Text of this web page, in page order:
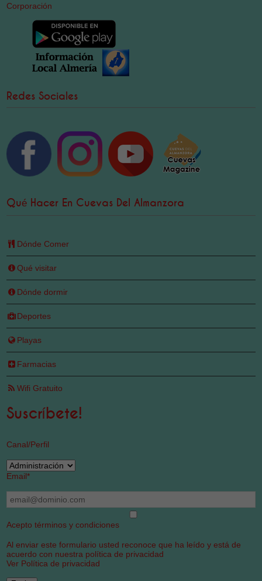
Corporación
Redes Sociales
Qué Hacer En Cuevas Del Almanzora
Dónde Comer
Qué visitar
Dónde dormir
Deportes
Playas
Farmacias
Wifi Gratuito
Suscríbete!
Canal/Perfil
Email*
Acepto términos y condiciones
Al enviar este formulario usted reconoce que ha leído y está de
acuerdo con nuestra política de privacidad
Ver Política de privacidad